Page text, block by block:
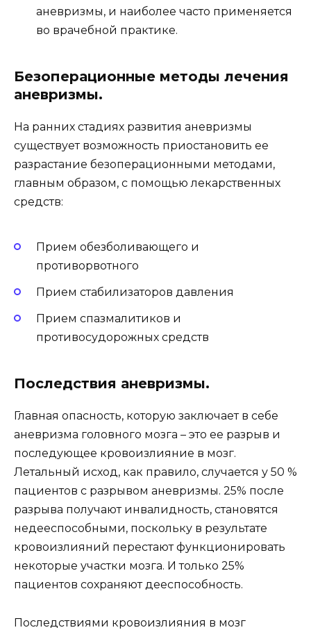
аневризмы, и наиболее часто применяется
во врачебной практике.
Безоперационные методы лечения
аневризмы.
На ранних стадиях развития аневризмы
существует возможность приостановить ее
разрастание безоперационными методами,
главным образом, с помощью лекарственных
средств:
Прием обезболивающего и
противорвотного
Прием стабилизаторов давления
Прием спазмалитиков и
противосудорожных средств
Последствия аневризмы.
Главная опасность, которую заключает в себе
аневризма головного мозга – это ее разрыв и
последующее кровоизлияние в мозг.
Летальный исход, как правило, случается у 50 %
пациентов с разрывом аневризмы. 25% после
разрыва получают инвалидность, становятся
недееспособными, поскольку в результате
кровоизлияний перестают функционировать
некоторые участки мозга. И только 25%
пациентов сохраняют дееспособность.
Последствиями кровоизлияния в мозг